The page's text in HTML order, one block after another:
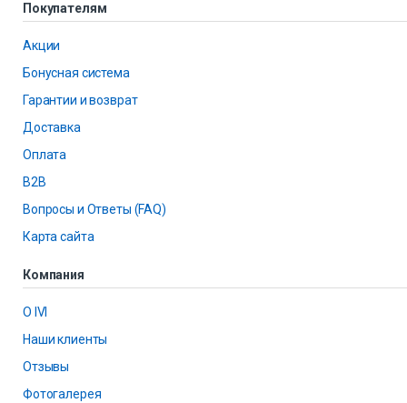
Покупателям
Акции
Бонусная система
Гарантии и возврат
Доставка
Оплата
B2B
Вопросы и Ответы (FAQ)
Карта сайта
Компания
О IVI
Наши клиенты
Отзывы
Фотогалерея